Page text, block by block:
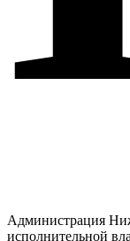
Администрация
исполнительной